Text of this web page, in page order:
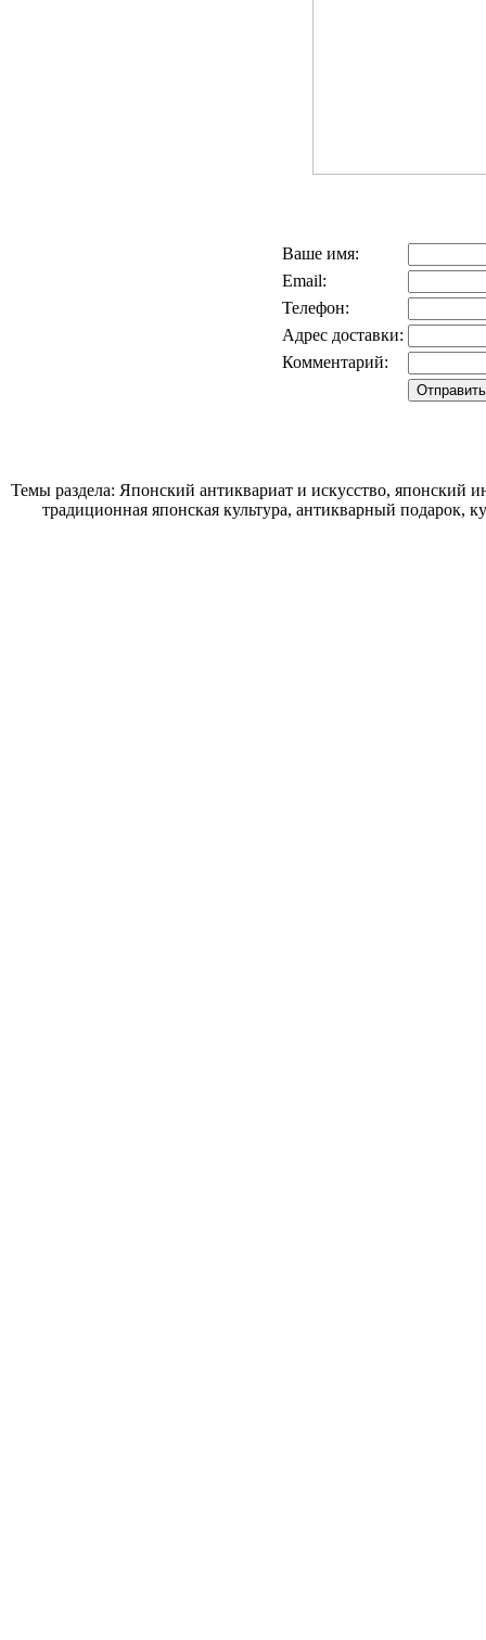
Ваше имя:
Email:
Телефон:
Адрес доставки:
Комментарий:
Темы раздела: Японский антиквариат и искусство, японский
традиционная японская культура, антикварный подарок,